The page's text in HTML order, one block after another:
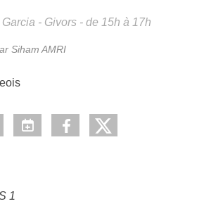
- Givors - de 15h à 17h
Siham AMRI
1